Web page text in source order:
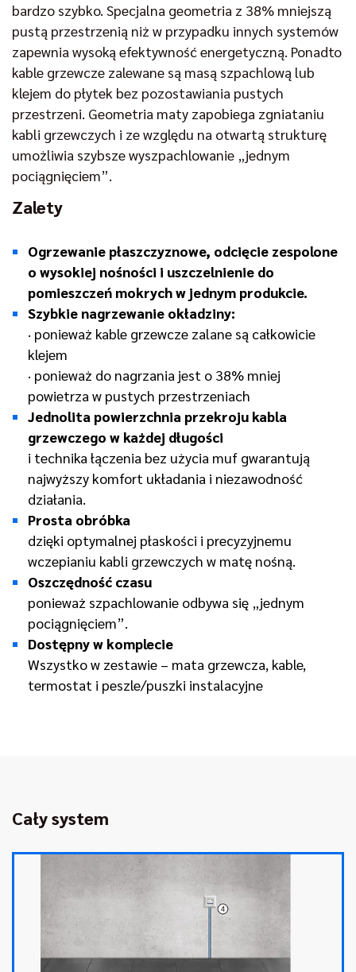
bardzo szybko. Specjalna geometria z 38% mniejszą
pustą przestrzenią niż w przypadku innych systemów
zapewnia wysoką efektywność energetyczną. Ponadto
kable grzewcze zalewane są masą szpachlową lub
klejem do płytek bez pozostawiania pustych
przestrzeni. Geometria maty zapobiega zgniataniu
kabli grzewczych i ze względu na otwartą strukturę
umożliwia szybsze wyszpachlowanie „jednym
pociągnięciem”.
Zalety
Ogrzewanie płaszczyznowe, odcięcie zespolone
o wysokiej nośności i uszczelnienie do
pomieszczeń mokrych w jednym produkcie.
Szybkie nagrzewanie okładziny:
· ponieważ kable grzewcze zalane są całkowicie
klejem
· ponieważ do nagrzania jest o 38% mniej
powietrza w pustych przestrzeniach
Jednolita powierzchnia przekroju kabla
grzewczego w każdej długości
i technika łączenia bez użycia muf gwarantują
najwyższy komfort układania i niezawodność
działania.
Prosta obróbka
dzięki optymalnej płaskości i precyzyjnemu
wczepianiu kabli grzewczych w matę nośną.
Oszczędność czasu
ponieważ szpachlowanie odbywa się „jednym
pociągnięciem”.
Dostępny w komplecie
Wszystko w zestawie – mata grzewcza, kable,
termostat i peszle/puszki instalacyjne
Cały system